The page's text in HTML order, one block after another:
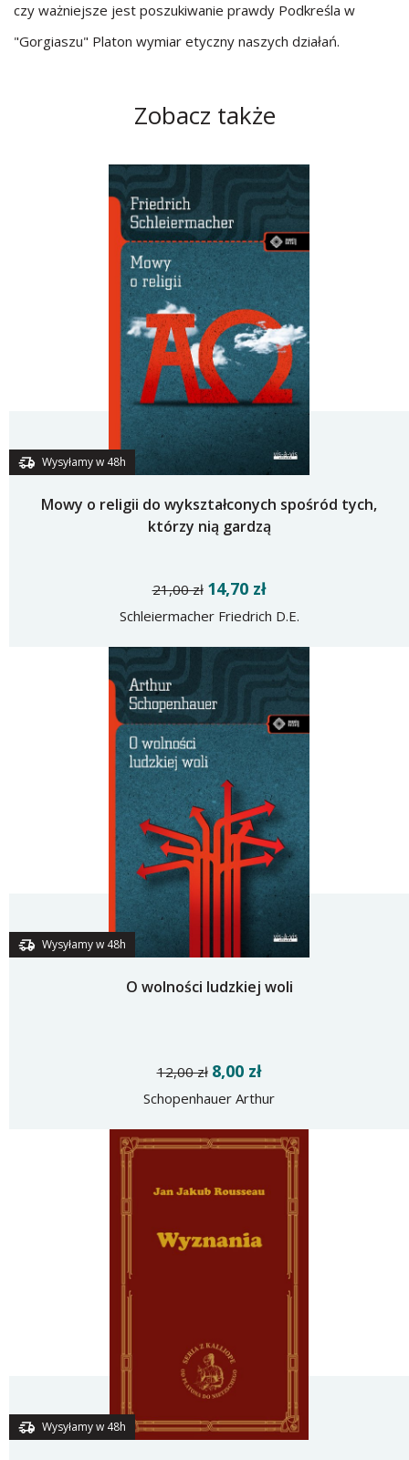
czy ważniejsze jest poszukiwanie prawdy Podkreśla w
"Gorgiaszu" Platon wymiar etyczny naszych działań.
Zobacz także
Wysyłamy w 48h
Mowy o religii do wykształconych spośród tych,
którzy nią gardzą
21,00 zł 14,70 zł
Schleiermacher Friedrich D.E.
Wysyłamy w 48h
O wolności ludzkiej woli
12,00 zł 8,00 zł
Schopenhauer Arthur
Wysyłamy w 48h